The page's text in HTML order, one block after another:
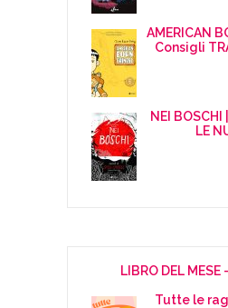
AMERICAN
Consigli
NEI
LE
LIBRO DEL
Tutte le